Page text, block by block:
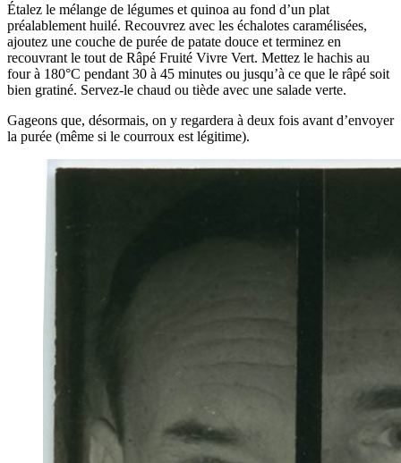
Étalez le mélange de légumes et quinoa au fond d’un plat
préalablement huilé. Recouvrez avec les échalotes caramélisées,
ajoutez une couche de purée de patate douce et terminez en
recouvrant le tout de Râpé Fruité Vivre Vert. Mettez le hachis au
four à 180°C pendant 30 à 45 minutes ou jusqu’à ce que le râpé soit
bien gratiné. Servez-le chaud ou tiède avec une salade verte.
Gageons que, désormais, on y regardera à deux fois avant d’envoyer
la purée (même si le courroux est légitime).